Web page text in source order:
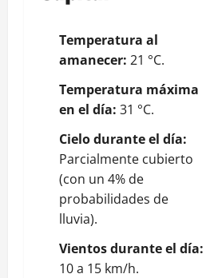
Temperatura al
amanecer: 21 °C.
Temperatura máxima
en el día: 31 °C.
Cielo durante el día:
Parcialmente cubierto
(con un 4% de
probabilidades de
lluvia).
Vientos durante el día:
10 a 15 km/h.